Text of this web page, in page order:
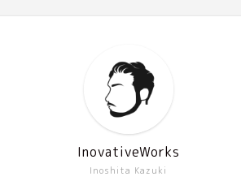
Inoshita Kazuki
InovativeWorks